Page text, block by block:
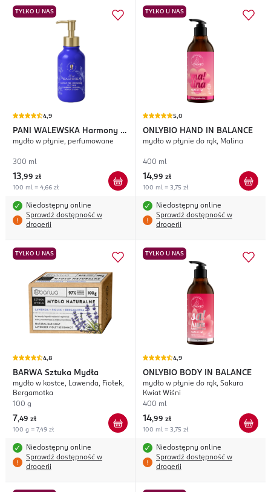
TYLKO U NAS
4,9
PANI WALEWSKA Harmony &
Glow
mydło w płynie, perfumowane
300 ml
13,99 zł
100 ml = 4,66 zł
Niedostępny online
Sprawdź dostępność w
drogerii
TYLKO U NAS
5,0
ONLYBIO HAND IN BALANCE
mydło w płynie do rąk, Malina
400 ml
14,99 zł
100 ml = 3,75 zł
Niedostępny online
Sprawdź dostępność w
drogerii
TYLKO U NAS
4,8
BARWA Sztuka Mydła
mydło w kostce, Lawenda, Fiołek,
Bergamotka
100 g
7,49 zł
100 g = 7,49 zł
Niedostępny online
Sprawdź dostępność w
drogerii
TYLKO U NAS
4,9
ONLYBIO BODY IN BALANCE
mydło w płynie do rąk, Sakura
Kwiat Wiśni
400 ml
14,99 zł
100 ml = 3,75 zł
Niedostępny online
Sprawdź dostępność w
drogerii